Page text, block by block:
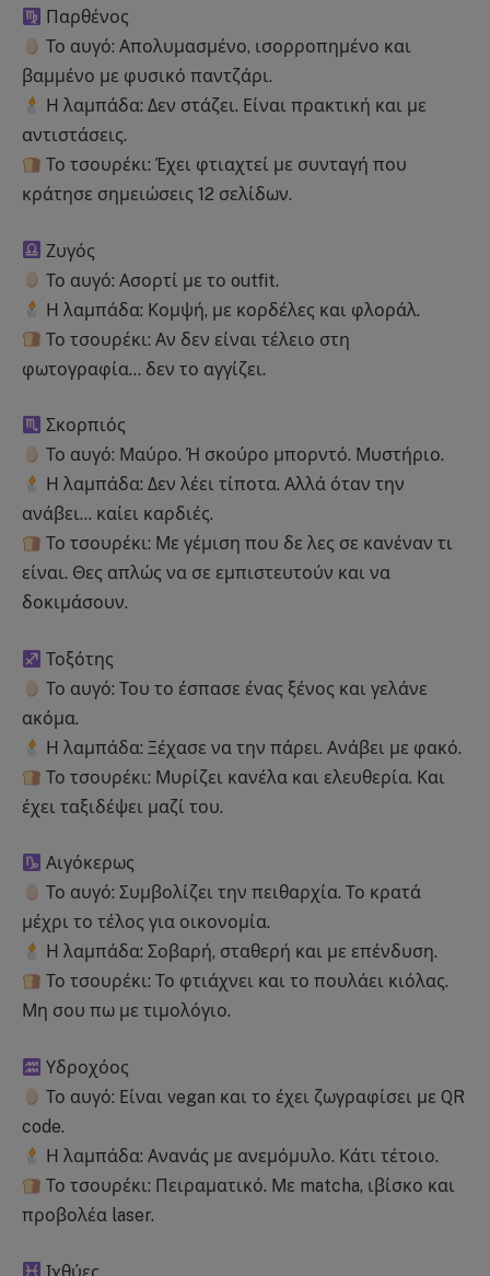
Παρθένος
Το αυγό: Απολυμασμένο, ισορροπημένο και
βαμμένο με φυσικό παντζάρι.
Η λαμπάδα: Δεν στάζει. Είναι πρακτική και με
αντιστάσεις.
Το τσουρέκι: Έχει φτιαχτεί με συνταγή που
κράτησε σημειώσεις 12 σελίδων.
Ζυγός
Το αυγό: Ασορτί με το outfit.
Η λαμπάδα: Κομψή, με κορδέλες και φλοράλ.
Το τσουρέκι: Αν δεν είναι τέλειο στη
φωτογραφία… δεν το αγγίζει.
Σκορπιός
Το αυγό: Μαύρο. Ή σκούρο μπορντό. Μυστήριο.
Η λαμπάδα: Δεν λέει τίποτα. Αλλά όταν την
ανάβει… καίει καρδιές.
Το τσουρέκι: Με γέμιση που δε λες σε κανέναν τι
είναι. Θες απλώς να σε εμπιστευτούν και να
δοκιμάσουν.
Τοξότης
Το αυγό: Του το έσπασε ένας ξένος και γελάνε
ακόμα.
Η λαμπάδα: Ξέχασε να την πάρει. Ανάβει με φακό.
Το τσουρέκι: Μυρίζει κανέλα και ελευθερία. Και
έχει ταξιδέψει μαζί του.
Αιγόκερως
Το αυγό: Συμβολίζει την πειθαρχία. Το κρατά
μέχρι το τέλος για οικονομία.
Η λαμπάδα: Σοβαρή, σταθερή και με επένδυση.
Το τσουρέκι: Το φτιάχνει και το πουλάει κιόλας.
Μη σου πω με τιμολόγιο.
Υδροχόος
Το αυγό: Είναι vegan και το έχει ζωγραφίσει με QR
code.
Η λαμπάδα: Ανανάς με ανεμόμυλο. Κάτι τέτοιο.
Το τσουρέκι: Πειραματικό. Με matcha, ιβίσκο και
προβολέα laser.
Ιχθύες